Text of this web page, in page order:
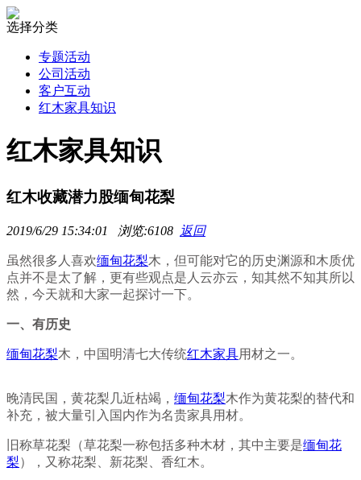
选择分类
专题活动
公司活动
客户互动
红木家具知识
红木家具知识
红木收藏潜力股缅甸花梨
2019/6/29 15:34:01 浏览:6108 返回
虽然很多人喜欢缅甸花梨木，但可能对它的历史渊源和木质优
点并不是太了解，更有些观点是人云亦云，知其然不知其所以
然，今天就和大家一起探讨一下。
一、有历史
缅甸花梨木，中国明清七大传统红木家具用材之一。
晚清民国，黄花梨几近枯竭， 缅甸花梨木作为黄花梨的替代和
补充，被大量引入国内作为名贵家具用材。
旧称草花梨（草花梨一称包括多种木材，其中主要是缅甸花
梨），又称花梨、新花梨、香红木。